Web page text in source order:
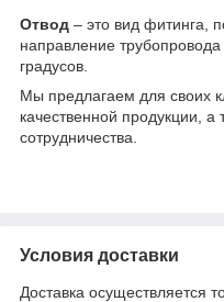
Отвод – это вид фитинга,
направление
градусов.
Мы предлагаем для своих
качественной продукции, а
сотрудничества.
Условия доставки
Доставка осуществляется